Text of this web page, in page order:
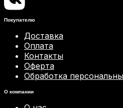
Покупателю
Доставка
Оплата
Контакты
Оферта
Обработка
О компании